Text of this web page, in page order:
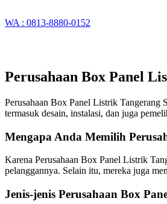
WA : 0813-8880-0152
Perusahaan Box Panel
Perusahaan Box Panel Listrik Tangerang
termasuk desain, instalasi, dan juga
Mengapa Anda Memilih
Karena Perusahaan Box Panel Listrik
pelanggannya. Selain itu, mereka juga
Jenis-jenis Perusahaan Box